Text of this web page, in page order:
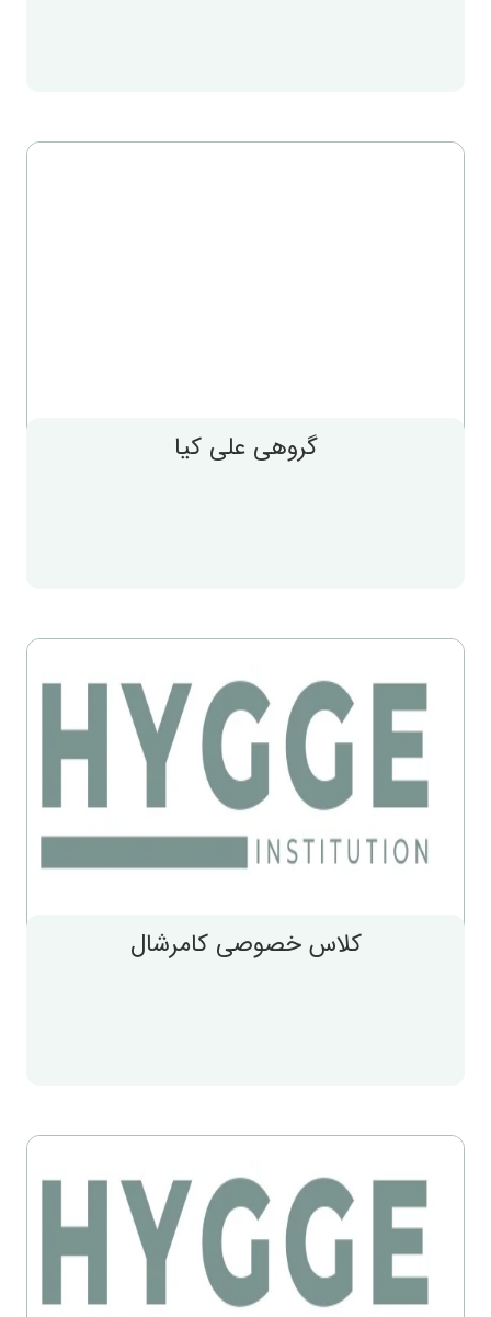
گروهی علی کیا
کلاس خصوصی کامرشال